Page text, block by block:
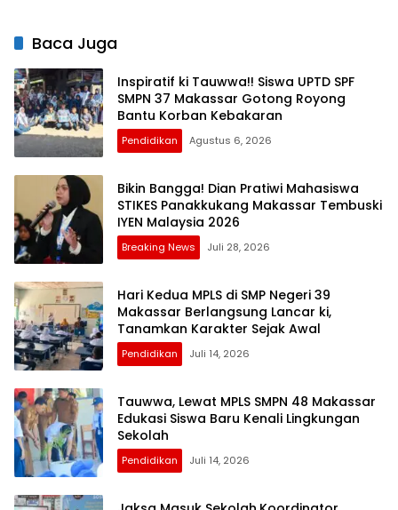
Baca Juga
Inspiratif ki Tauwwa!! Siswa UPTD SPF
SMPN 37 Makassar Gotong Royong
Bantu Korban Kebakaran
Pendidikan Agustus 6, 2026
Bikin Bangga! Dian Pratiwi Mahasiswa
STIKES Panakkukang Makassar Tembuski
IYEN Malaysia 2026
Breaking News Juli 28, 2026
Hari Kedua MPLS di SMP Negeri 39
Makassar Berlangsung Lancar ki,
Tanamkan Karakter Sejak Awal
Pendidikan Juli 14, 2026
Tauwwa, Lewat MPLS SMPN 48 Makassar
Edukasi Siswa Baru Kenali Lingkungan
Sekolah
Pendidikan Juli 14, 2026